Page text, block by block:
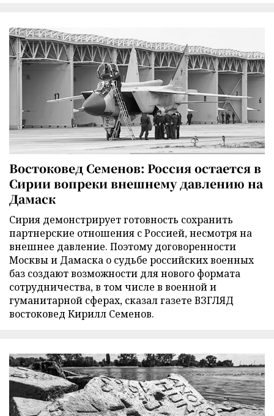
Востоковед Семенов: Россия остается в
Сирии вопреки внешнему давлению на
Дамаск
Сирия демонстрирует готовность сохранить
партнерские отношения с Россией, несмотря на
внешнее давление. Поэтому договоренности
Москвы и Дамаска о судьбе российских военных
баз создают возможности для нового формата
сотрудничества, в том числе в военной и
гуманитарной сферах, сказал газете ВЗГЛЯД
востоковед Кирилл Семенов.